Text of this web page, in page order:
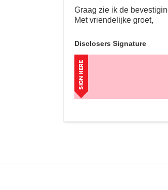
Graag zie ik de
Met vriendelijke groet,
Disclosers Signature